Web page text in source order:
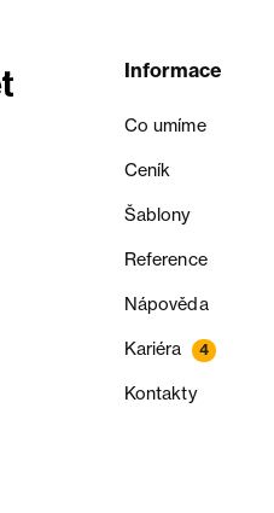
Informace
Co umíme
Ceník
Šablony
Reference
Nápověda
Kariéra 4
Kontakty